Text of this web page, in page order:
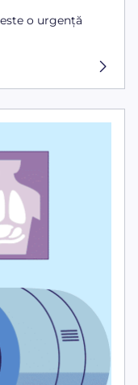
o urgență